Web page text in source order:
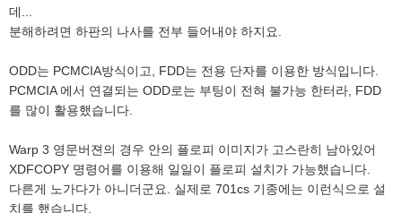
데...
분해하려면 하판의 나사를 전부 들어내야 하지요.
ODD는 PCMCIA방식이고, FDD는 전용 단자를 이용한 방식입니다.
PCMCIA 에서 연결되는 ODD로는 부팅이 전혀 불가능 한터라, FDD
를 많이 활용했습니다.
Warp 3 영문버젼의 경우 안의 플로피 이미지가 고스란히 남아있어
XDFCOPY 명령어를 이용해 일일이 플로피 설치가 가능했습니다.
다른게 노가다가 아니더군요. 실제로 701cs 기종에는 이런식으로 설
치를 했습니다.